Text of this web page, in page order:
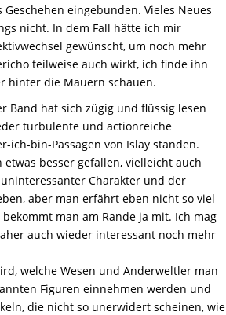
eingebunden. Vieles Neues
nicht. In dem Fall hätte ich mir
gewünscht, um noch mehr
teilweise auch wirkt, ich finde ihn
hinter die Mauern schauen.
Band hat sich zügig und flüssig lesen
turbulente und actionreiche
ich-bin-Passagen von Islay standen.
besser gefallen, vielleicht auch
Charakter und der
aber man erfährt eben nicht so viel
man am Rande ja mit. Ich mag
auch wieder interessant noch mehr
welche Wesen und Anderweltler man
Figuren einnehmen werden und
die nicht so unerwidert scheinen, wie